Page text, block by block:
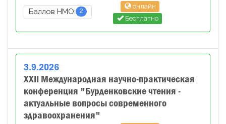
Баллов НМО: 2
онлайн
Бесплатно
3.9.2026
XXII Международная научно-практическая
конференция "Бурденковские чтения -
актуальные вопросы современного
здравоохранения"